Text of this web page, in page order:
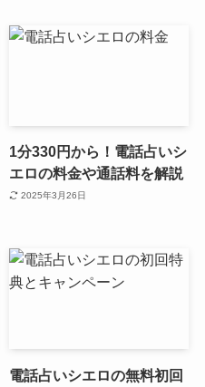
1分330円から！電話占いシ
エロの料金や通話料を解説
2025年3月26日
電話占いシエロの無料初回